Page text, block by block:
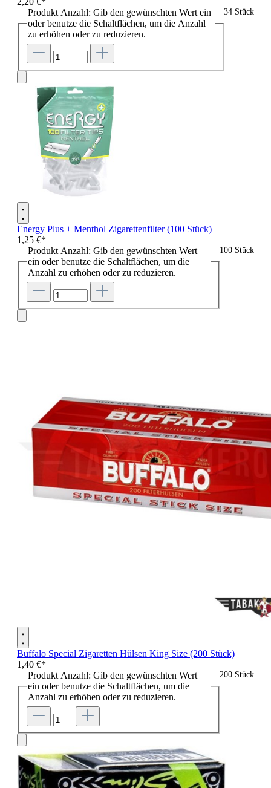
34 Stück
Produkt Anzahl: Gib den gewünschten Wert ein
oder benutze die Schaltflächen, um die Anzahl
zu erhöhen oder zu reduzieren.
Energy Plus + Menthol Zigarettenfilter (100 Stück)
1,25 €*
100 Stück
Produkt Anzahl: Gib den gewünschten Wert
ein oder benutze die Schaltflächen, um die
Anzahl zu erhöhen oder zu reduzieren.
Buffalo Special Zigaretten Hülsen King Size (200 Stück)
1,40 €*
200 Stück
Produkt Anzahl: Gib den gewünschten Wert
ein oder benutze die Schaltflächen, um die
Anzahl zu erhöhen oder zu reduzieren.